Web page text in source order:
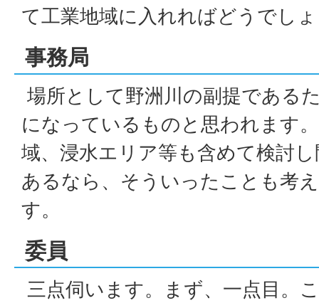
て工業地域に入れればどうでし
事務局
場所として野洲川の副提である
になっているものと思われます
域、浸水エリア等も含めて検討
あるなら、そういったことも考
す。
委員
三点伺います。まず、一点目。